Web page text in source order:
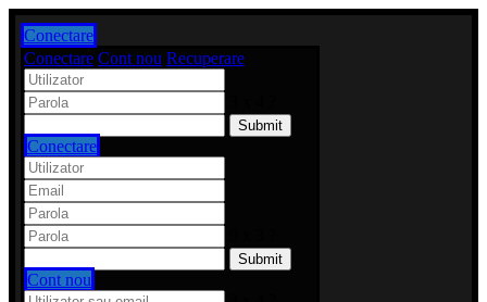
Conectare
Conectare Cont nou Recuperare
Conectare
Cont nou